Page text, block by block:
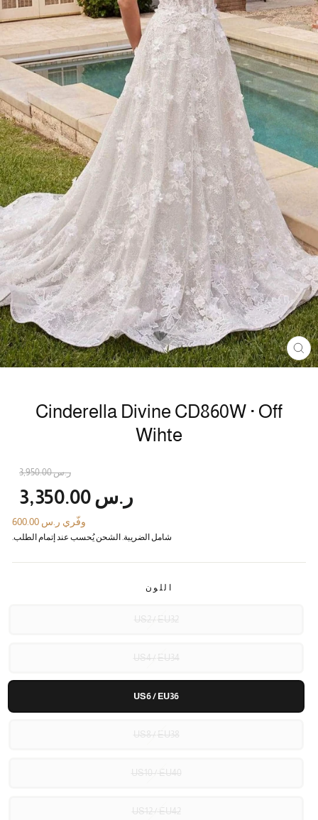
Cinderella Divine CD860W · Off
Wihte
ر.س 3,950.00
ر.س 3,350.00
وفّري ر.س 600.00
شامل الضريبة. الشحن يُحسب عند إتمام الطلب.
اللون
US2 / EU32
US4 / EU34
US6 / EU36
US8 / EU38
US10 / EU40
US12 / EU42